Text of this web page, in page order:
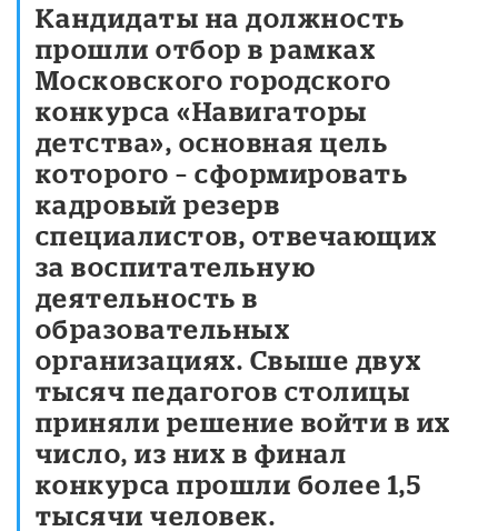
Кандидаты на должность
прошли отбор в рамках
Московского городского
конкурса «Навигаторы
детства», основная цель
которого – сформировать
кадровый резерв
специалистов, отвечающих
за воспитательную
деятельность в
образовательных
организациях. Свыше двух
тысяч педагогов столицы
приняли решение войти в их
число, из них в финал
конкурса прошли более 1,5
тысячи человек.